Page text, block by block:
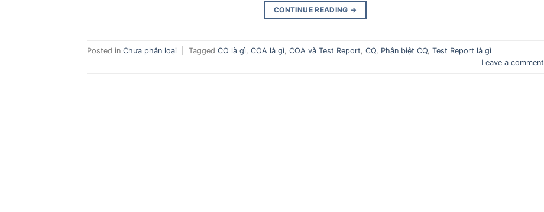
CONTINUE READING →
Posted in Chưa phân loại Tagged CO là gì COA là gì COA và Test Report CQ Phân biệt CQ Test Report là gì
Leave a comment